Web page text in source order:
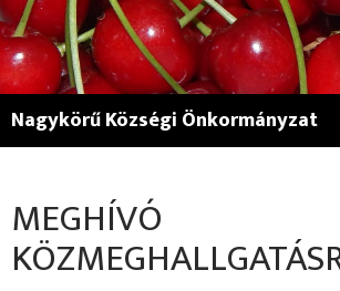
Nagykörű Községi Önkormányzat
MEGHÍVÓ